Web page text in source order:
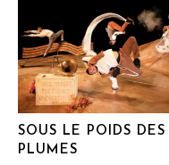
SOUS LE POIDS DES
PLUMES